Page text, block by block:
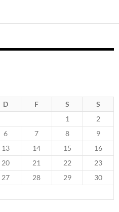
D F S
S
1
2
6 7 8
9
13 14 15
16
20 21 22
23
27 28 29
30